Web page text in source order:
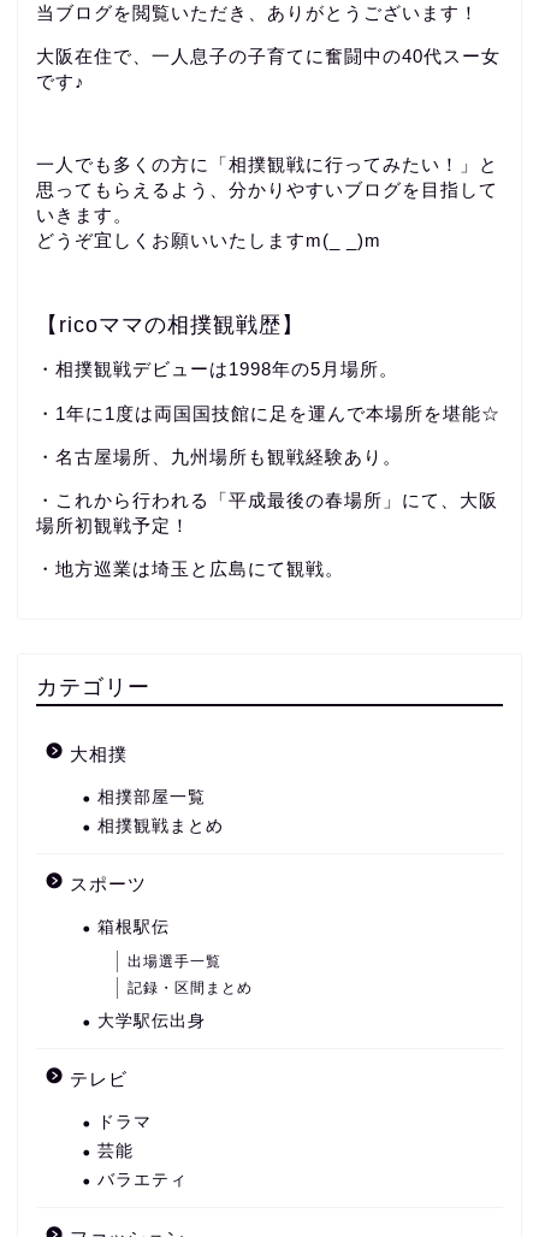
当ブログを閲覧いただき、ありがとうございます！
大阪在住で、一人息子の子育てに奮闘中の40代スー女
です♪
一人でも多くの方に「相撲観戦に行ってみたい！」と
思ってもらえるよう、分かりやすいブログを目指して
いきます。
どうぞ宜しくお願いいたしますm(_ _)m
【ricoママの相撲観戦歴】
・相撲観戦デビューは1998年の5月場所。
・1年に1度は両国国技館に足を運んで本場所を堪能☆
・名古屋場所、九州場所も観戦経験あり。
・これから行われる「平成最後の春場所」にて、大阪
場所初観戦予定！
・地方巡業は埼玉と広島にて観戦。
カテゴリー
大相撲
相撲部屋一覧
相撲観戦まとめ
スポーツ
箱根駅伝
出場選手一覧
記録・区間まとめ
大学駅伝出身
テレビ
ドラマ
芸能
バラエティ